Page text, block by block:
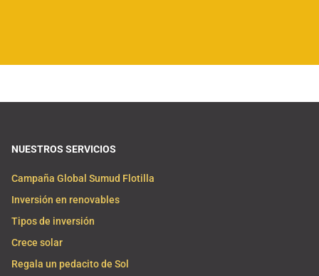
NUESTROS SERVICIOS
Campaña Global Sumud Flotilla
Inversión en renovables
Tipos de inversión
Crece solar
Regala un pedacito de Sol